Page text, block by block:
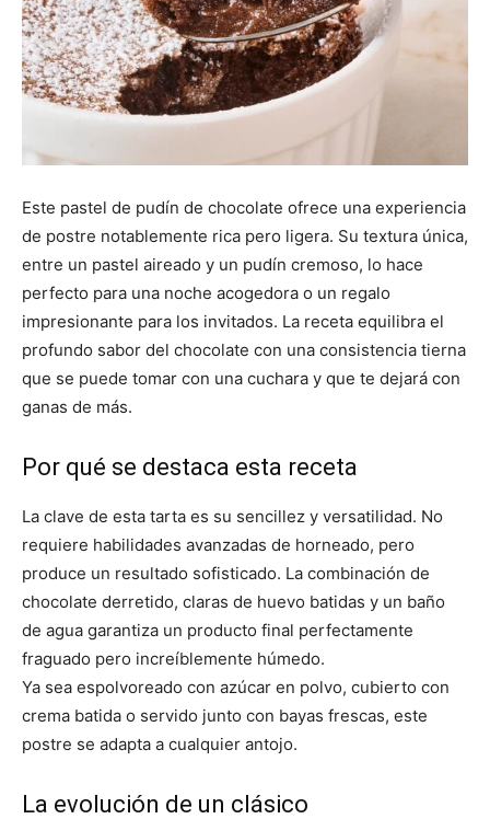
Este pastel de pudín de chocolate ofrece una experiencia
de postre notablemente rica pero ligera. Su textura única,
entre un pastel aireado y un pudín cremoso, lo hace
perfecto para una noche acogedora o un regalo
impresionante para los invitados. La receta equilibra el
profundo sabor del chocolate con una consistencia tierna
que se puede tomar con una cuchara y que te dejará con
ganas de más.
Por qué se destaca esta receta
La clave de esta tarta es su sencillez y versatilidad. No
requiere habilidades avanzadas de horneado, pero
produce un resultado sofisticado. La combinación de
chocolate derretido, claras de huevo batidas y un baño
de agua garantiza un producto final perfectamente
fraguado pero increíblemente húmedo.
Ya sea espolvoreado con azúcar en polvo, cubierto con
crema batida o servido junto con bayas frescas, este
postre se adapta a cualquier antojo.
La evolución de un clásico